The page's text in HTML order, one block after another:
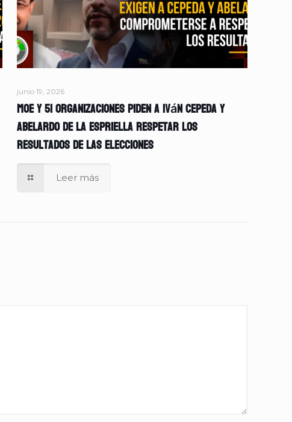
junio 19, 2026
MOE y 51 organizaciones piden a Iván Cepeda y
Abelardo de la Espriella respetar los
resultados de las elecciones
Leer más